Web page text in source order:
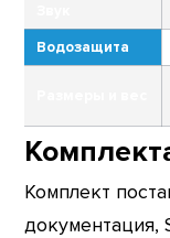
Водозащита
Комплект
документация,